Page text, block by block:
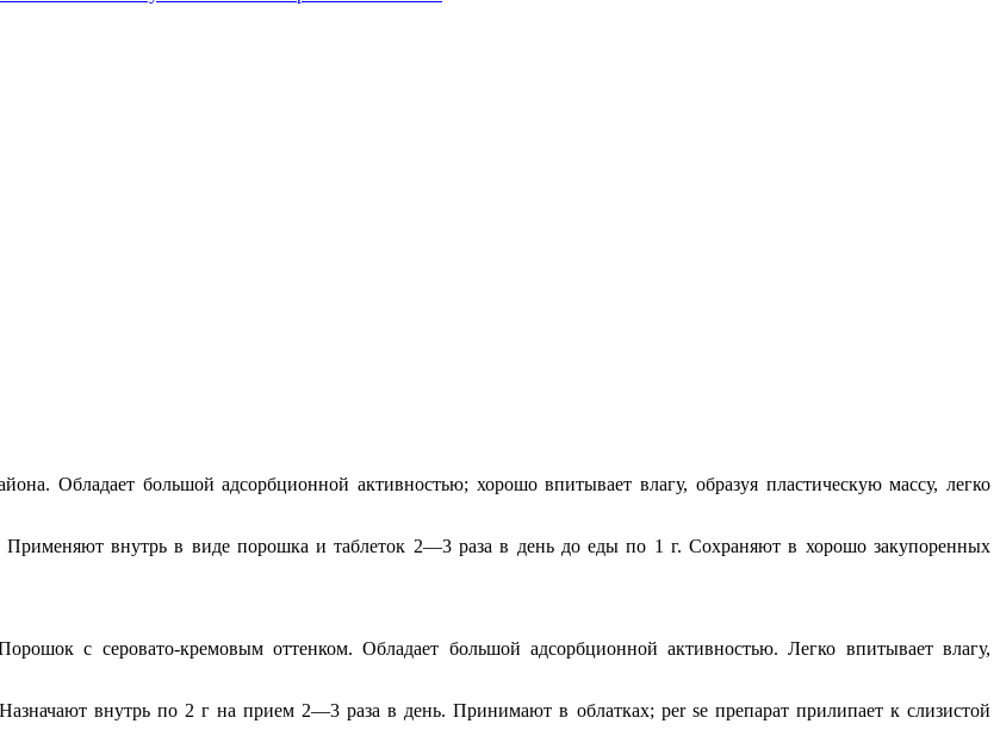
Обладает большой адсорбционной активностью; хорошо впитывает влагу, образуя пластическую массу, легко
Применяют внутрь в виде порошка и таблеток 2—3 раза в день до еды по 1 г. Сохраняют в хорошо закупоренных
с серовато-кремовым оттенком. Обладает большой адсорбционной активностью. Легко впитывает влагу,
внутрь по 2 г на прием 2—3 раза в день. Принимают в облатках; per se препарат прилипает к слизистой